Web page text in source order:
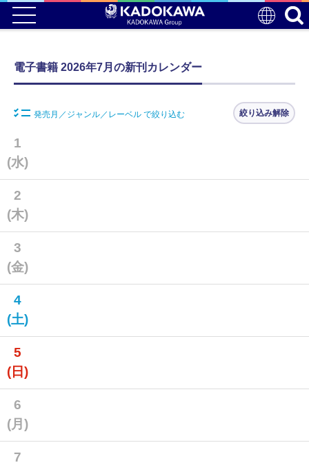
電子書籍 2026年7月の新刊カレンダー
発売月／ジャンル／レーベル で絞り込む 絞り込み解除
1
(水)
2
(木)
3
(金)
4
(土)
5
(日)
6
(月)
7